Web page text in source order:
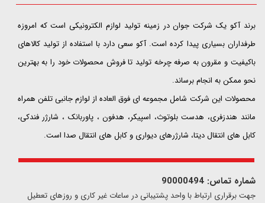
​​​​​​​برند آکو یک شرکت جوان در زمینه تولید لوازم الکترونیکی است که امروزه
طرفداران بسیاری پیدا کرده است. آکو سعی دارد با استفاده از تولید کالاهای
باکیفیت و مقرون به صرفه چرخه تولید تا فروش محصولات خود را به بهترین
نحو ممکن به انجام برساند.
محصولات این شرکت شامل مجموعه ای فوق العاده از لوازم جانبی تلفن همراه
مانند هندزفری، هدست بلوتوث، اسپیکر، هدفون ، پاوربانک ، شارژر فندکی،
کابل های انتقال دیتا، شارژرهای دیواری و کابل های انتقال صدا است.
شماره تماس: 90000494
​​جهت برقراری ارتباط با واحد پشتیبانی در ساعات غیر کاری و روزهای تعطیل